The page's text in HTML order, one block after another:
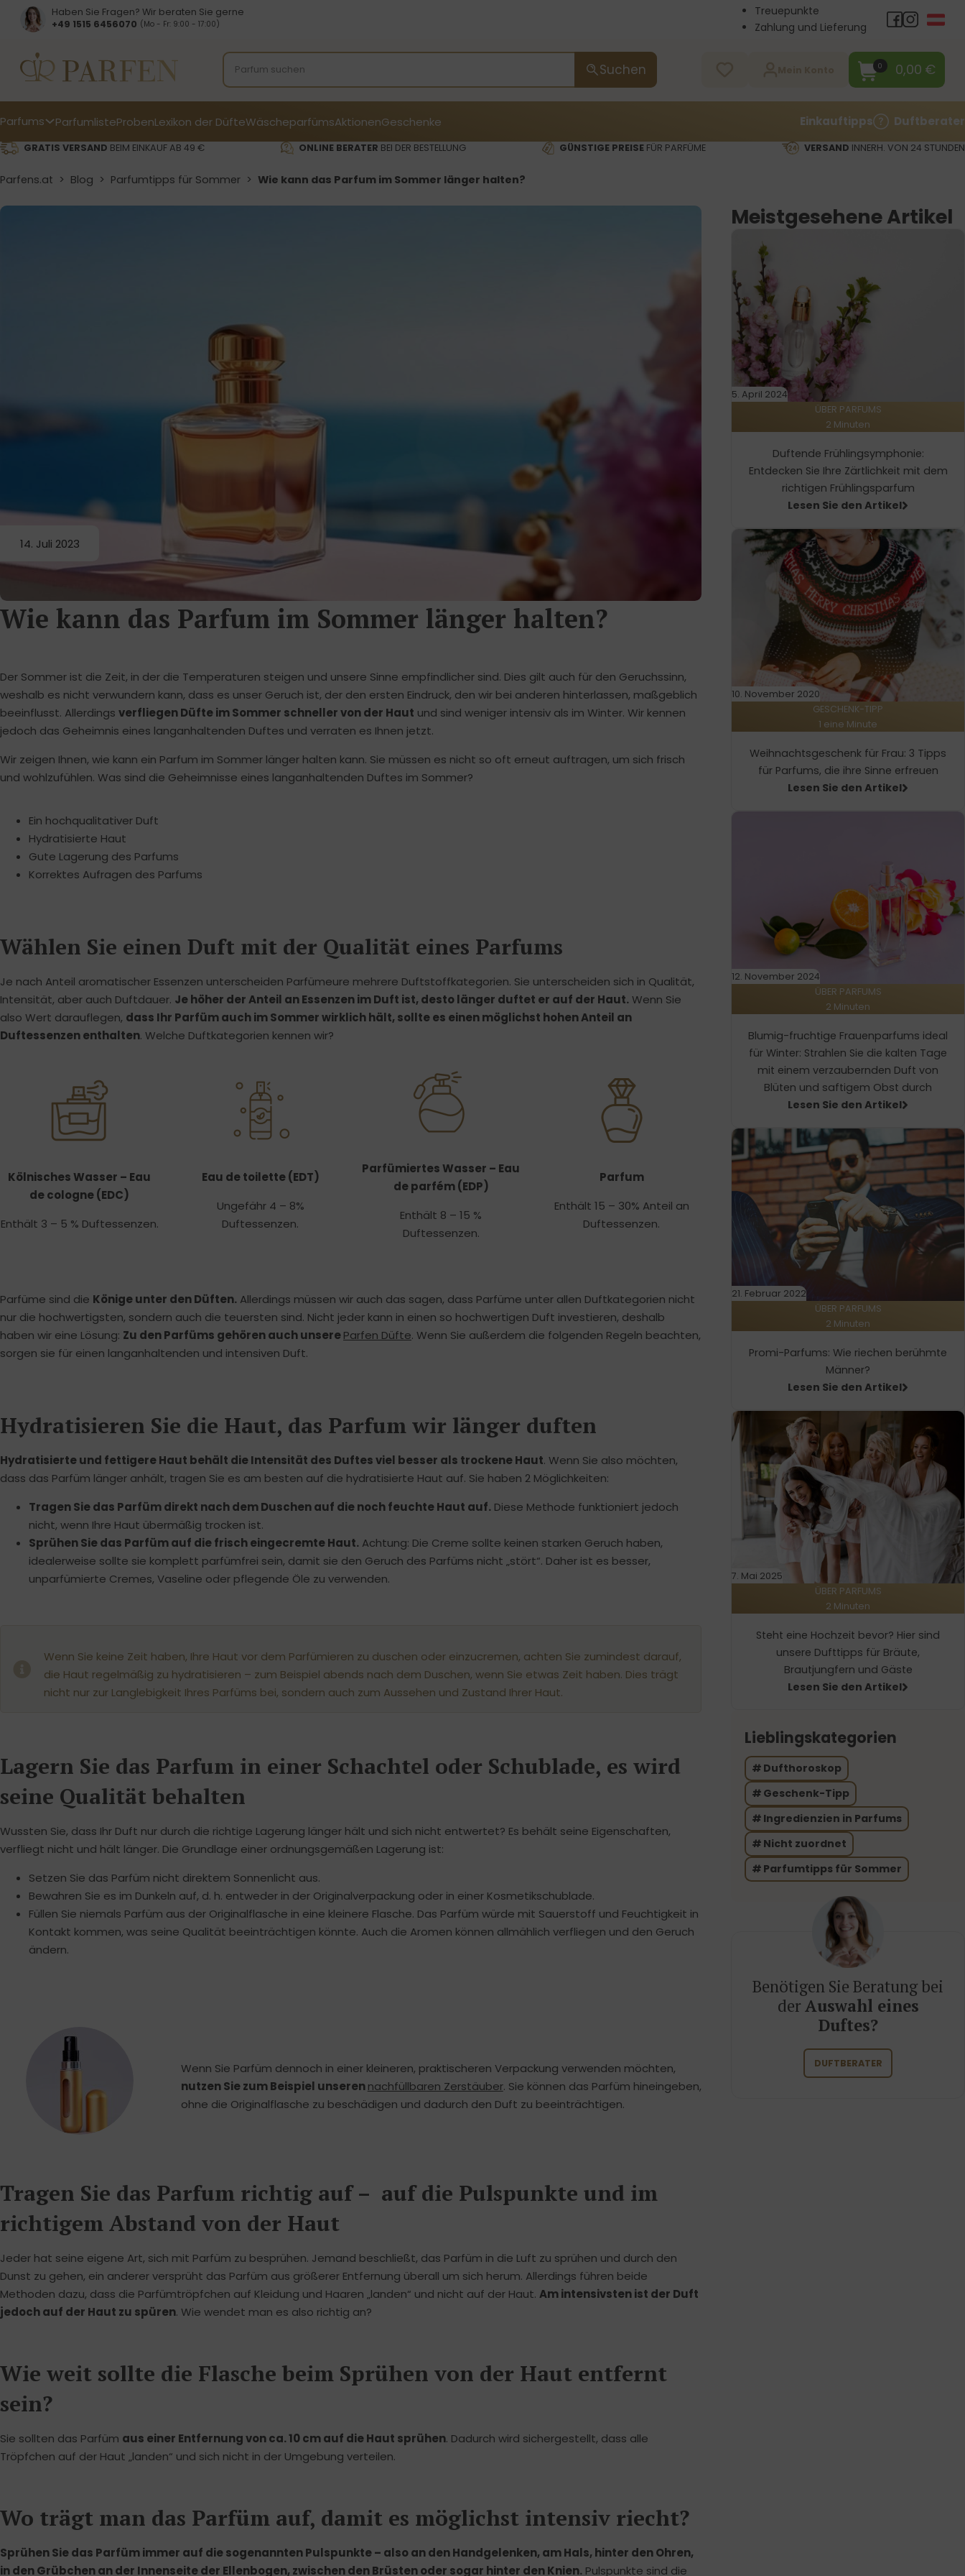
Haben Sie Fragen? Wir beraten Sie gerne
+49 1515 6456070 (Mo - Fr: 9:00 - 17:00)
Treuepunkte
Zahlung und Lieferung
Suchen 0 0,00 €
Parfums ParfumlisteProbenLexikon der DüfteWäscheparfümsAktionenGeschenke Einkauftipps Duftberater
GRATIS VERSAND BEIM EINKAUF AB 49 € ONLINE BERATER BEI DER BESTELLUNG GÜNSTIGE PREISE FÜR PARFÜME VERSAND INNERH. VON 24 STUNDEN
Parfens.at > Blog > Parfumtipps für Sommer > Wie kann das Parfum im Sommer länger halten?
14. Juli 2023
Wie kann das Parfum im Sommer länger halten?
Der Sommer ist die Zeit, in der die Temperaturen steigen und unsere Sinne empfindlicher sind. Dies gilt auch für den Geruchssinn,
weshalb es nicht verwundern kann, dass es unser Geruch ist, der den ersten Eindruck, den wir bei anderen hinterlassen, maßgeblich
beeinflusst. Allerdings verfliegen Düfte im Sommer schneller von der Haut und sind weniger intensiv als im Winter. Wir kennen
jedoch das Geheimnis eines langanhaltenden Duftes und verraten es Ihnen jetzt.
Wir zeigen Ihnen, wie kann ein Parfum im Sommer länger halten kann. Sie müssen es nicht so oft erneut auftragen, um sich frisch
und wohlzufühlen. Was sind die Geheimnisse eines langanhaltenden Duftes im Sommer?
Ein hochqualitativer Duft
Hydratisierte Haut
Gute Lagerung des Parfums
Korrektes Aufragen des Parfums
Wählen Sie einen Duft mit der Qualität eines Parfums
Je nach Anteil aromatischer Essenzen unterscheiden Parfümeure mehrere Duftstoffkategorien. Sie unterscheiden sich in Qualität,
Intensität, aber auch Duftdauer. Je höher der Anteil an Essenzen im Duft ist, desto länger duftet er auf der Haut.Wenn Sie
also Wert darauflegen, dass Ihr Parfüm auch im Sommer wirklich hält, sollte es einen möglichst hohen Anteil an
Duftessenzen enthalten. Welche Duftkategorien kennen wir?
Kölnisches Wasser – Eau
de cologne (EDC)
Enthält 3 – 5 % Duftessenzen.
Eau de toilette (EDT)
Ungefähr 4 – 8%
Duftessenzen.
Parfümiertes Wasser – Eau
de parfém (EDP)
Enthält 8 – 15 %
Duftessenzen.
Parfum
Enthält 15 – 30% Anteil an
Duftessenzen.
Parfüme sind die Könige unter den Düften. Allerdings müssen wir auch das sagen, dass Parfüme unter allen Duftkategorien nicht
nur die hochwertigsten, sondern auch die teuersten sind. Nicht jeder kann in einen so hochwertigen Duft investieren, deshalb
haben wir eine Lösung: Zu den Parfüms gehören auch unsereParfen Düfte. Wenn Sie außerdem die folgenden Regeln beachten,
sorgen sie für einen langanhaltenden und intensiven Duft.
Hydratisieren Sie die Haut, das Parfum wir länger duften
Hydratisierte und fettigere Haut behält die Intensität des Duftes viel besser als trockene Haut. Wenn Sie also möchten,
dass das Parfüm länger anhält, tragen Sie es am besten auf die hydratisierte Haut auf. Sie haben 2 Möglichkeiten:
Tragen Sie das Parfüm direkt nach dem Duschen auf die noch feuchte Haut auf. Diese Methode funktioniert jedoch
nicht, wenn Ihre Haut übermäßig trocken ist.
Sprühen Sie das Parfüm auf die frisch eingecremte Haut. Achtung: Die Creme sollte keinen starken Geruch haben,
idealerweise sollte sie komplett parfümfrei sein, damit sie den Geruch des Parfüms nicht „stört“. Daher ist es besser,
unparfümierte Cremes, Vaseline oder pflegende Öle zu verwenden.
Wenn Sie keine Zeit haben, Ihre Haut vor dem Parfümieren zu duschen oder einzucremen, achten Sie zumindest darauf,
die Haut regelmäßig zu hydratisieren – zum Beispiel abends nach dem Duschen, wenn Sie etwas Zeit haben. Dies trägt
nicht nur zur Langlebigkeit Ihres Parfüms bei, sondern auch zum Aussehen und Zustand Ihrer Haut.
Lagern Sie das Parfum in einer Schachtel oder Schublade, es wird
seine Qualität behalten
Wussten Sie, dass Ihr Duft nur durch die richtige Lagerung länger hält und sich nicht entwertet? Es behält seine Eigenschaften,
verfliegt nicht und hält länger. Die Grundlage einer ordnungsgemäßen Lagerung ist:
Setzen Sie das Parfüm nicht direktem Sonnenlicht aus.
Bewahren Sie es im Dunkeln auf, d. h. entweder in der Originalverpackung oder in einer Kosmetikschublade.
Füllen Sie niemals Parfüm aus der Originalflasche in eine kleinere Flasche. Das Parfüm würde mit Sauerstoff und Feuchtigkeit in
Kontakt kommen, was seine Qualität beeinträchtigen könnte. Auch die Aromen können allmählich verfliegen und den Geruch
ändern.
Wenn Sie Parfüm dennoch in einer kleineren, praktischeren Verpackung verwenden möchten,
nutzen Sie zum Beispiel unserennachfüllbaren Zerstäuber. Sie können das Parfüm hineingeben,
ohne die Originalflasche zu beschädigen und dadurch den Duft zu beeinträchtigen.
Tragen Sie das Parfum richtig auf – auf die Pulspunkte und im
richtigem Abstand von der Haut
Jeder hat seine eigene Art, sich mit Parfüm zu besprühen. Jemand beschließt, das Parfüm in die Luft zu sprühen und durch den
Dunst zu gehen, ein anderer versprüht das Parfüm aus größerer Entfernung überall um sich herum. Allerdings führen beide
Methoden dazu, dass die Parfümtröpfchen auf Kleidung und Haaren „landen“ und nicht auf der Haut. Am intensivsten ist der Duft
jedoch auf der Haut zu spüren. Wie wendet man es also richtig an?
Wie weit sollte die Flasche beim Sprühen von der Haut entfernt
sein?
Sie sollten das Parfüm aus einer Entfernung von ca. 10 cm auf die Haut sprühen. Dadurch wird sichergestellt, dass alle
Tröpfchen auf der Haut „landen“ und sich nicht in der Umgebung verteilen.
Wo trägt man das Parfüm auf, damit es möglichst intensiv riecht?
Sprühen Sie das Parfüm immer auf die sogenannten Pulspunkte – also an den Handgelenken, am Hals, hinter den Ohren,
in den Grübchen an der Innenseite der Ellenbogen, zwischen den Brüsten oder sogar hinter den Knien. Pulspunkte sind die
Meistgesehene Artikel
5. April 2024
ÜBER PARFUMS
2 Minuten
Duftende Frühlingsymphonie:
Entdecken Sie Ihre Zärtlichkeit mit dem
richtigen Frühlingsparfum
Lesen Sie den Artikel
10. November 2020
GESCHENK-TIPP
1 eine Minute
Weihnachtsgeschenk für Frau: 3 Tipps
für Parfums, die ihre Sinne erfreuen
Lesen Sie den Artikel
12. November 2024
ÜBER PARFUMS
2 Minuten
Blumig-fruchtige Frauenparfums ideal
für Winter: Strahlen Sie die kalten Tage
mit einem verzaubernden Duft von
Blüten und saftigem Obst durch
Lesen Sie den Artikel
21. Februar 2022
ÜBER PARFUMS
2 Minuten
Promi-Parfums: Wie riechen berühmte
Männer?
Lesen Sie den Artikel
7. Mai 2025
ÜBER PARFUMS
2 Minuten
Steht eine Hochzeit bevor? Hier sind
unsere Dufttipps für Bräute,
Brautjungfern und Gäste
Lesen Sie den Artikel
Lieblingskategorien
Dufthoroskop
Geschenk-Tipp
Ingredienzien in Parfums
Nicht zuordnet
Parfumtipps für Sommer
Benötigen Sie Beratung bei
der Auswahl eines
Duftes?
DUFTBERATER